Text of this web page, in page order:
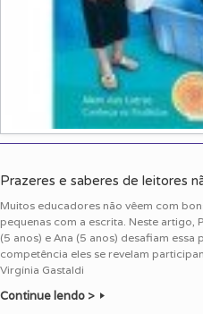
Prazeres e saberes de leitores
Muitos educadores não vêem com
pequenas com a escrita. Neste artigo,
(5 anos) e Ana (5 anos) desafiam
competência eles se revelam
Virgínia Gastaldi
Continue lendo >